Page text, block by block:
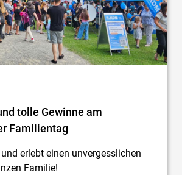
tolle Gewinne am
Familientag
erlebt einen unvergesslichen
Familie!